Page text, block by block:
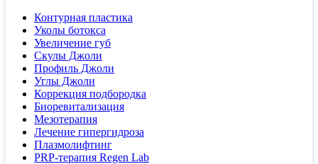
Контурная пластика
Уколы ботокса
Увеличение губ
Скулы Джоли
Профиль Джоли
Углы Джоли
Коррекция подбородка
Биоревитализация
Мезотерапия
Лечение гипергидроза
Плазмолифтинг
PRP-терапия Regen Lab